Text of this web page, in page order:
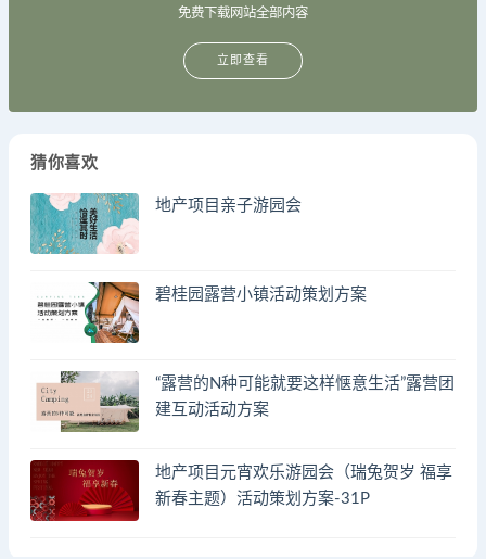
免费下载网站全部内容
立即查看
猜你喜欢
地产项目亲子游园会
碧桂园露营小镇活动策划方案
“露营的N种可能就要这样惬意生活”露营团
建互动活动方案
地产项目元宵欢乐游园会（瑞兔贺岁 福享
新春主题）活动策划方案-31P